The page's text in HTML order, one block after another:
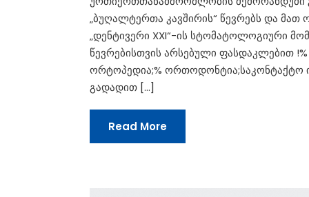
„ბუღალტერთა კავშირის“ წევრებს და მათ
„დენტივერი XXI“-ის სტომატოლოგიური
წევრებისთვის არსებული ფასდაკლებით !%
ორტოპედია;% ორთოდონტია;საკონტაქტო
გადადით […]
Read More